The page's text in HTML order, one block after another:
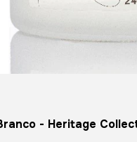
- Heritage